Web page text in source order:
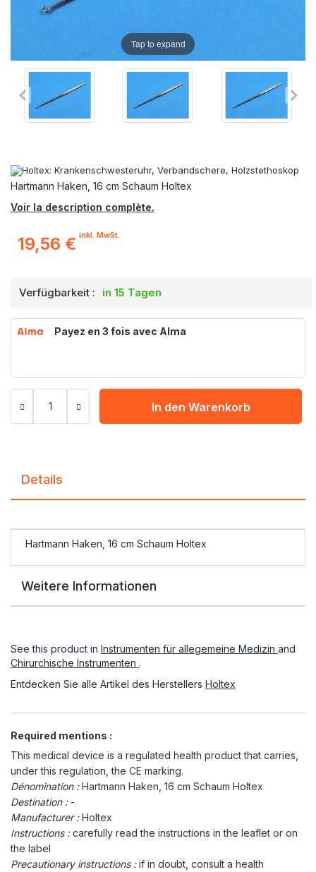
Hartmann Haken, 16 cm Schaum Holtex
Voir la description complète.
19,56 € inkl. MwSt.
Verfügbarkeit : in 15 Tagen
Payez en 3 fois avec Alma
In den Warenkorb
Tap to expand
Details
Hartmann Haken, 16 cm Schaum Holtex
Weitere Informationen
See this product in Instrumenten für allegemeine Medizin and
Chirurchische Instrumenten .
Entdecken Sie alle Artikel des Herstellers Holtex
Required mentions :
This medical device is a regulated health product that carries,
under this regulation, the CE marking.
Dénomination :Hartmann Haken, 16 cm Schaum Holtex
Destination : -
Manufacturer :Holtex
Instructions :carefully read the instructions in the leaflet or on
the label
Precautionary instructions :if in doubt, consult a health